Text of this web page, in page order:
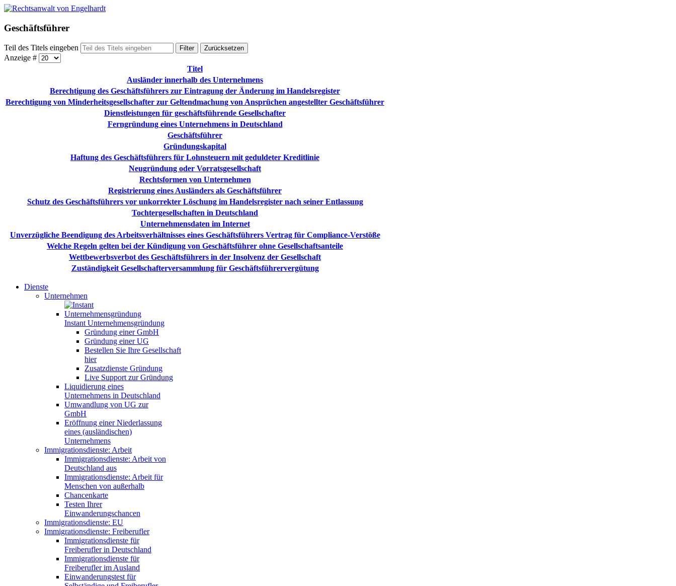
Geschäftsführer
Teil des Titels eingeben Filter Zurücksetzen
Anzeige #
Titel
Ausländer innerhalb des Unternehmens
Berechtigung des Geschäftsführers zur Eintragung der Änderung im Handelsregister
Berechtigung von Minderheitsgesellschafter zur Geltendmachung von Ansprüchen angestellter Geschäftsführer
Dienstleistungen für geschäftsführende Gesellschafter
Ferngründung eines Unternehmens in Deutschland
Geschäftsführer
Gründungskapital
Haftung des Geschäftsführers für Lohnsteuern mit geduldeter Kreditlinie
Neugründung oder Vorratsgesellschaft
Rechtsformen von Unternehmen
Registrierung eines Ausländers als Geschäftsführer
Schutz des Geschäftsführers vor unkorrekter Löschung im Handelsregister nach seiner Entlassung
Tochtergesellschaften in Deutschland
Unternehmensdaten im Internet
Unverzügliche Beendigung des Arbeitsverhältnisses eines Geschäftsführers Vertrag für Compliance-Verstöße
Welche Regeln gelten bei der Kündigung von Geschäftsführer ohne Gesellschaftsanteile
Wettbewerbsverbot des Geschäftsführers in der Insolvenz der Gesellschaft
Zuständigkeit Gesellschafterversammlung für Geschäftsführervergütung
Dienste
Unternehmen
Instant Unternehmensgründung
Gründung einer GmbH
Gründung einer UG
Bestellen Sie Ihre Gesellschaft
hier
Zusatzdienste Gründung
Live Support zur Gründung
Liquidierung eines
Unternehmens in Deutschland
Umwandlung von UG zur
GmbH
Eröffnung einer Niederlassung
eines (ausländischen)
Unternehmens
Immigrationsdienste: Arbeit
Immigrationsdienste: Arbeit von
Deutschland aus
Immigrationsdienste: Arbeit für
Menschen von außerhalb
Chancenkarte
Testen Ihrer
Einwanderungschancen
Immigrationsdienste: EU
Immigrationsdienste: Freiberufler
Immigrationsdienste für
Freiberufler in Deutschland
Immigrationsdienste für
Freiberufler im Ausland
Einwanderungstest für